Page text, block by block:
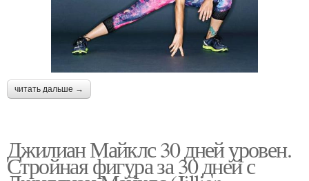
читать дальше →
Джилиан Майклс 30 дней уровен.
Стройная фигура за 30 дней с